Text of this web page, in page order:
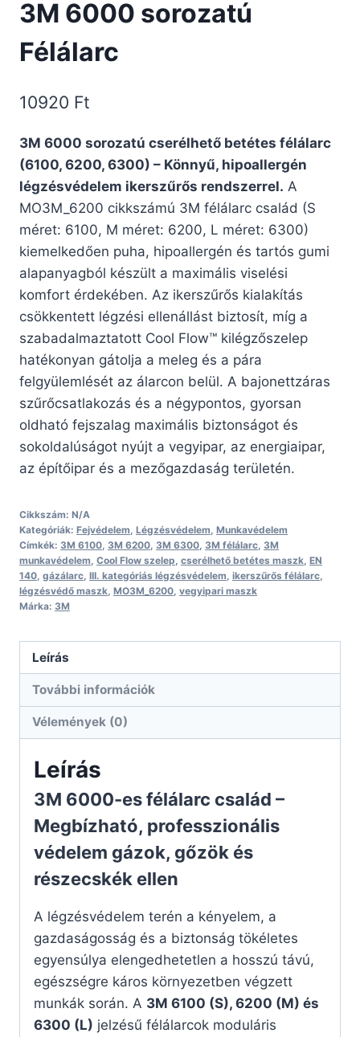
3M 6000 sorozatú
Félálarc
10920 Ft
3M 6000 sorozatú cserélhető betétes félálarc
(6100, 6200, 6300) – Könnyű, hipoallergén
légzésvédelem ikerszűrős rendszerrel. A
MO3M_6200 cikkszámú 3M félálarc család (S
méret: 6100, M méret: 6200, L méret: 6300)
kiemelkedően puha, hipoallergén és tartós gumi
alapanyagból készült a maximális viselési
komfort érdekében. Az ikerszűrős kialakítás
csökkentett légzési ellenállást biztosít, míg a
szabadalmaztatott Cool Flow™ kilégzőszelep
hatékonyan gátolja a meleg és a pára
felgyülemlését az álarcon belül. A bajonettzáras
szűrőcsatlakozás és a négypontos, gyorsan
oldható fejszalag maximális biztonságot és
sokoldalúságot nyújt a vegyipar, az energiaipar,
az építőipar és a mezőgazdaság területén.
Cikkszám: N/A
Kategóriák: Fejvédelem, Légzésvédelem, Munkavédelem
Címkék: 3M 6100, 3M 6200, 3M 6300, 3M félálarc, 3M
munkavédelem, Cool Flow szelep, cserélhető betétes maszk, EN
140, gázálarc, III. kategóriás légzésvédelem, ikerszűrős félálarc,
légzésvédő maszk, MO3M_6200, vegyipari maszk
Márka: 3M
Leírás
További információk
Vélemények (0)
Leírás
3M 6000-es félálarc család –
Megbízható, professzionális
védelem gázok, gőzök és
részecskék ellen
A légzésvédelem terén a kényelem, a
gazdaságosság és a biztonság tökéletes
egyensúlya elengedhetetlen a hosszú távú,
egészségre káros környezetben végzett
munkák során. A 3M 6100 (S), 6200 (M) és
6300 (L) jelzésű félálarcok moduláris